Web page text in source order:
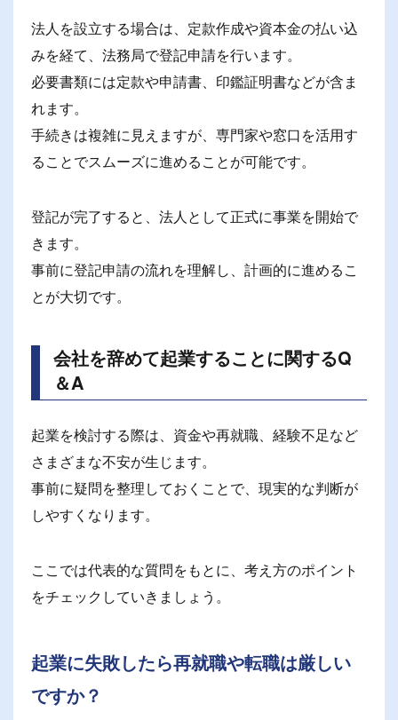
法人を設立する場合は、定款作成や資本金の払い込
みを経て、法務局で登記申請を行います。
必要書類には定款や申請書、印鑑証明書などが含ま
れます。
手続きは複雑に見えますが、専門家や窓口を活用す
ることでスムーズに進めることが可能です。
登記が完了すると、法人として正式に事業を開始で
きます。
事前に登記申請の流れを理解し、計画的に進めるこ
とが大切です。
会社を辞めて起業することに関するQ
＆A
起業を検討する際は、資金や再就職、経験不足など
さまざまな不安が生じます。
事前に疑問を整理しておくことで、現実的な判断が
しやすくなります。
ここでは代表的な質問をもとに、考え方のポイント
をチェックしていきましょう。
起業に失敗したら再就職や転職は厳しい
ですか？